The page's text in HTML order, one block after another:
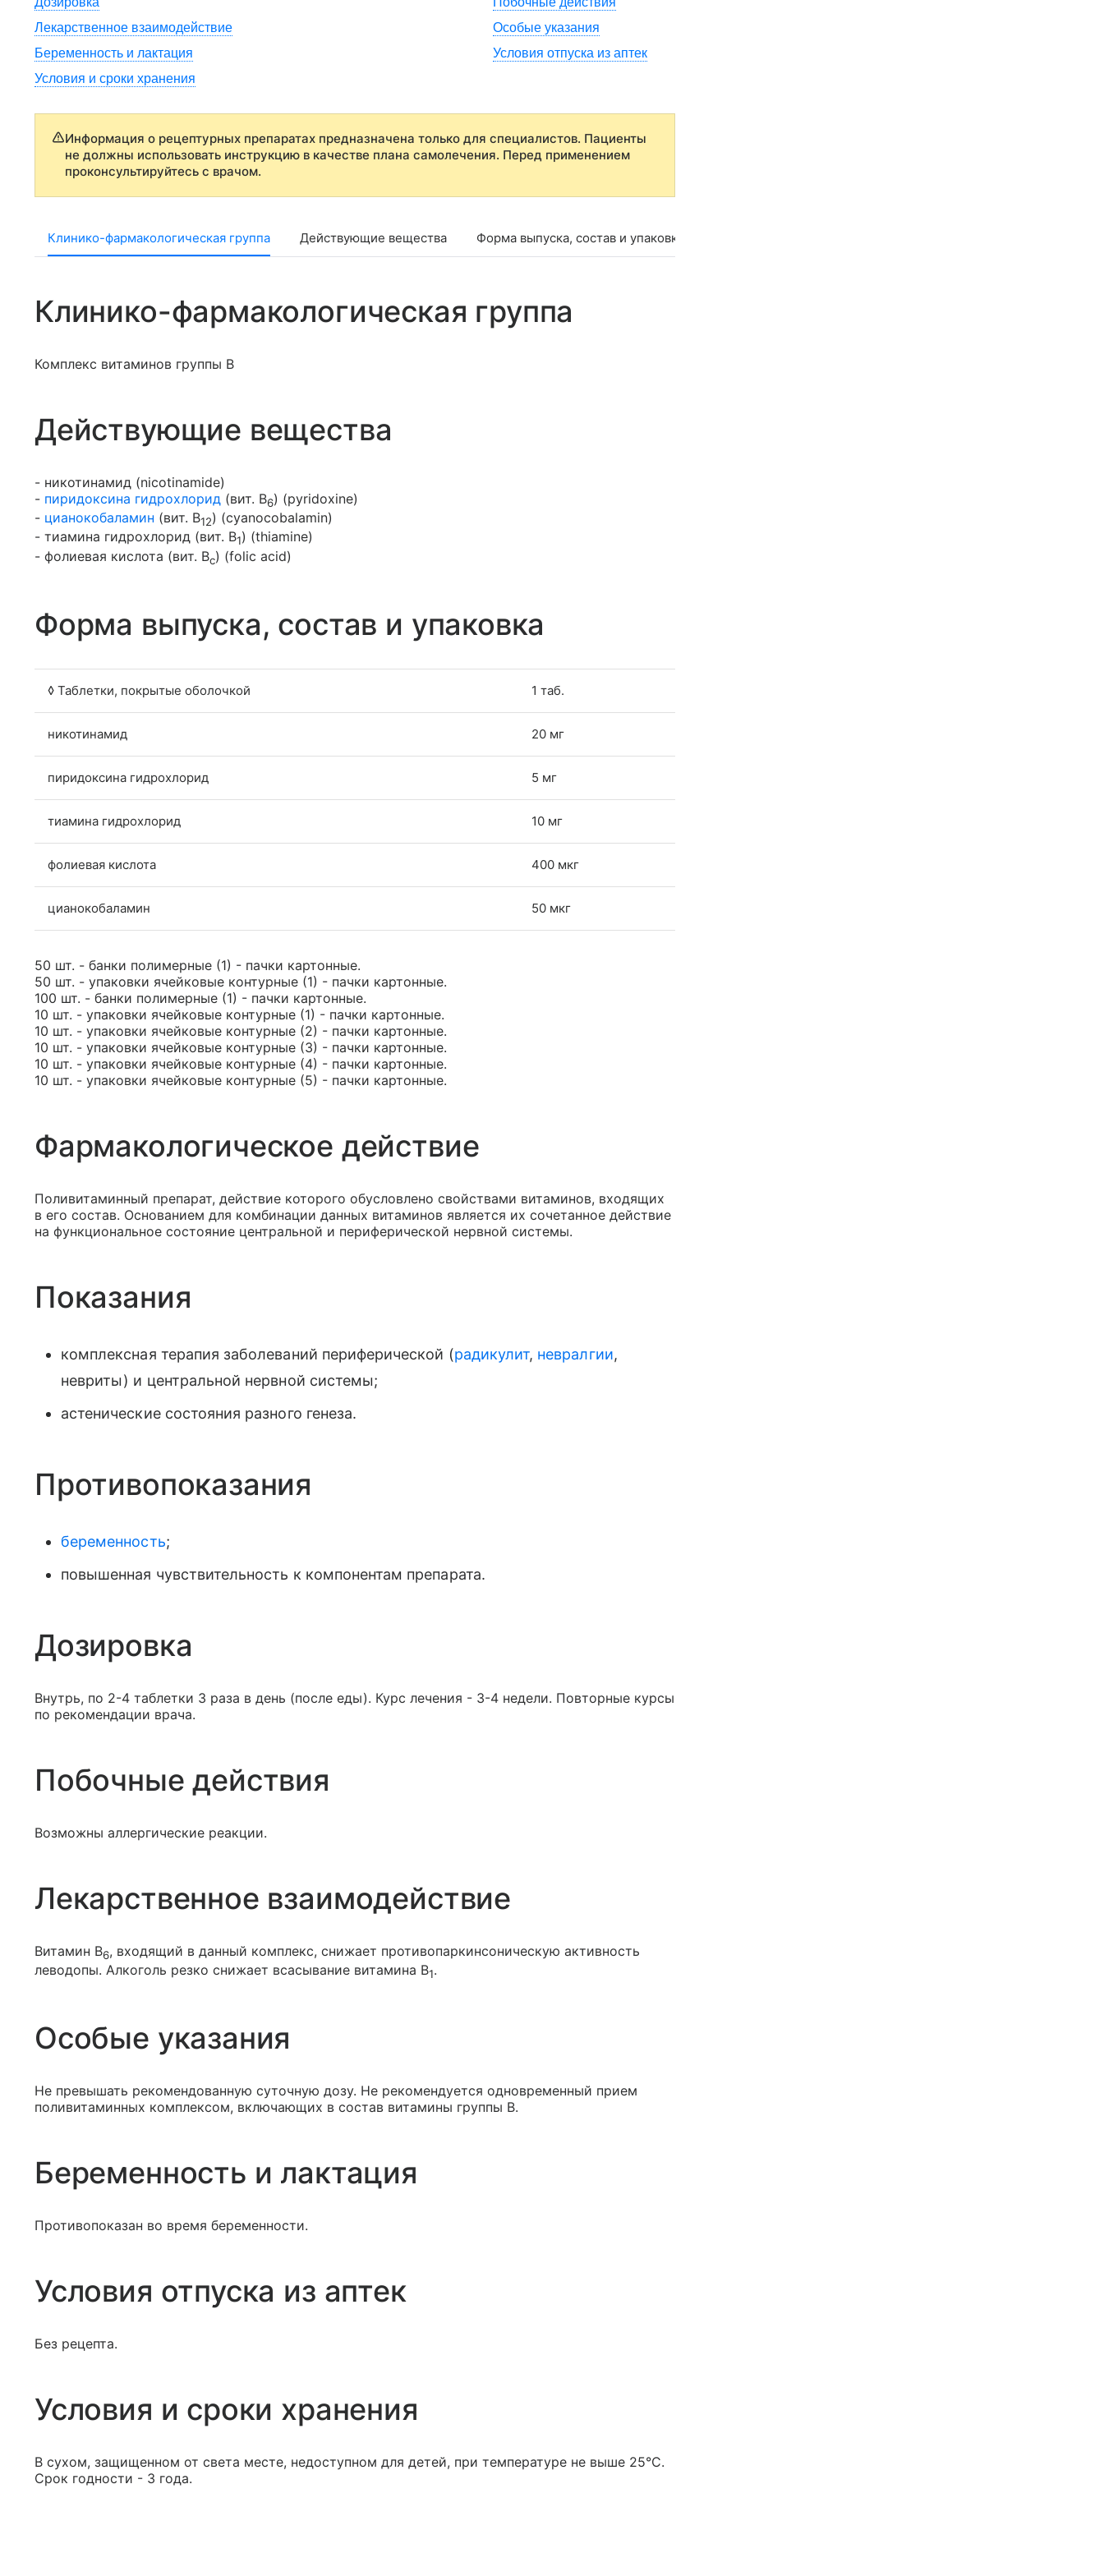
Лекарственное взаимодействие
Особые указания
Беременность и лактация
Условия отпуска из аптек
Условия и сроки хранения
Информация о рецептурных препаратах предназначена только для специалистов. Пациенты
не должны использовать инструкцию в качестве плана самолечения. Перед применением
проконсультируйтесь с врачом.
Клинико-фармакологическая группа Действующие вещества Форма выпуска, состав и упаковка
Клинико-фармакологическая группа
Комплекс витаминов группы В
Действующие вещества
- никотинамид (nicotinamide)
- пиридоксина гидрохлорид (вит. B6) (pyridoxine)
- цианокобаламин (вит. B12) (cyanocobalamin)
- тиамина гидрохлорид (вит. B1) (thiamine)
- фолиевая кислота (вит. Bc) (folic acid)
Форма выпуска, состав и упаковка
◊ Таблетки, покрытые оболочкой 1 таб.
никотинамид 20 мг
пиридоксина гидрохлорид 5 мг
тиамина гидрохлорид 10 мг
фолиевая кислота 400 мкг
цианокобаламин 50 мкг
50 шт. - банки полимерные (1) - пачки картонные.
50 шт. - упаковки ячейковые контурные (1) - пачки картонные.
100 шт. - банки полимерные (1) - пачки картонные.
10 шт. - упаковки ячейковые контурные (1) - пачки картонные.
10 шт. - упаковки ячейковые контурные (2) - пачки картонные.
10 шт. - упаковки ячейковые контурные (3) - пачки картонные.
10 шт. - упаковки ячейковые контурные (4) - пачки картонные.
10 шт. - упаковки ячейковые контурные (5) - пачки картонные.
Фармакологическое действие
Поливитаминный препарат, действие которого обусловлено свойствами витаминов, входящих
в его состав. Основанием для комбинации данных витаминов является их сочетанное действие
на функциональное состояние центральной и периферической нервной системы.
Показания
комплексная терапия заболеваний периферической (радикулит, невралгии,
невриты) и центральной нервной системы;
астенические состояния разного генеза.
Противопоказания
беременность;
повышенная чувствительность к компонентам препарата.
Дозировка
Внутрь, по 2-4 таблетки 3 раза в день (после еды). Курс лечения - 3-4 недели. Повторные курсы
по рекомендации врача.
Побочные действия
Возможны аллергические реакции.
Лекарственное взаимодействие
Витамин В6, входящий в данный комплекс, снижает противопаркинсоническую активность
леводопы. Алкоголь резко снижает всасывание витамина B1.
Особые указания
Не превышать рекомендованную суточную дозу. Не рекомендуется одновременный прием
поливитаминных комплексом, включающих в состав витамины группы В.
Беременность и лактация
Противопоказан во время беременности.
Условия отпуска из аптек
Без рецепта.
Условия и сроки хранения
В сухом, защищенном от света месте, недоступном для детей, при температуре не выше 25°С.
Срок годности - 3 года.